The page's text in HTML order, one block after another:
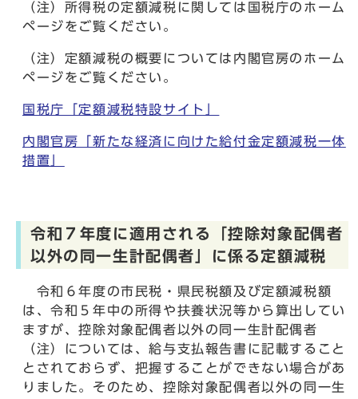
（注）所得税の定額減税に関しては国税庁のホーム
ページをご覧ください。
（注）定額減税の概要については内閣官房のホーム
ページをご覧ください。
国税庁「定額減税特設サイト」
内閣官房「新たな経済に向けた給付金定額減税一体
措置」
令和７年度に適用される「控除対象配偶者
以外の同一生計配偶者」に係る定額減税
令和６年度の市民税・県民税額及び定額減税額
は、令和５年中の所得や扶養状況等から算出してい
ますが、控除対象配偶者以外の同一生計配偶者
（注）については、給与支払報告書に記載すること
とされておらず、把握することができない場合があ
りました。そのため、控除対象配偶者以外の同一生